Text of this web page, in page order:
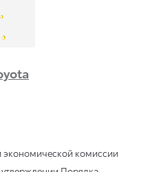
экономической комиссии